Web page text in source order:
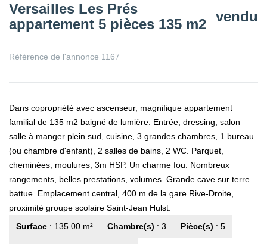
Versailles Les Prés
appartement 5 pièces 135 m2 vendu
Référence de l'annonce 1167
Dans copropriété avec ascenseur, magnifique appartement
familial de 135 m2 baigné de lumière. Entrée, dressing, salon
salle à manger plein sud, cuisine, 3 grandes chambres, 1 bureau
(ou chambre d'enfant), 2 salles de bains, 2 WC. Parquet,
cheminées, moulures, 3m HSP. Un charme fou. Nombreux
rangements, belles prestations, volumes. Grande cave sur terre
battue. Emplacement central, 400 m de la gare Rive-Droite,
proximité groupe scolaire Saint-Jean Hulst.
Surface : 135.00 m² Chambre(s) : 3 Pièce(s) : 5